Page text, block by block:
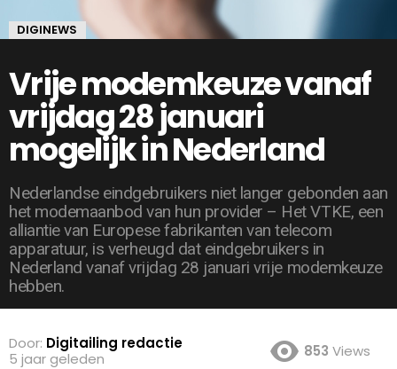
DIGINEWS
Vrije modemkeuze vanaf
vrijdag 28 januari
mogelijk in Nederland
Nederlandse eindgebruikers niet langer gebonden aan
het modemaanbod van hun provider – Het VTKE, een
alliantie van Europese fabrikanten van telecom
apparatuur, is verheugd dat eindgebruikers in
Nederland vanaf vrijdag 28 januari vrije modemkeuze
hebben.
Door: Digitailing redactie
5 jaar geleden
853 Views